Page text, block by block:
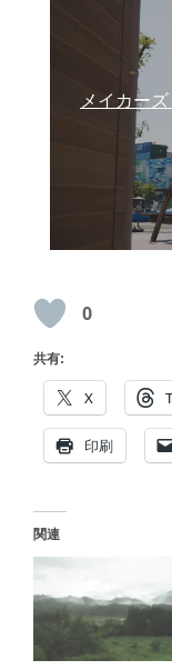
メイカー
0
共有:
X
印刷
関連